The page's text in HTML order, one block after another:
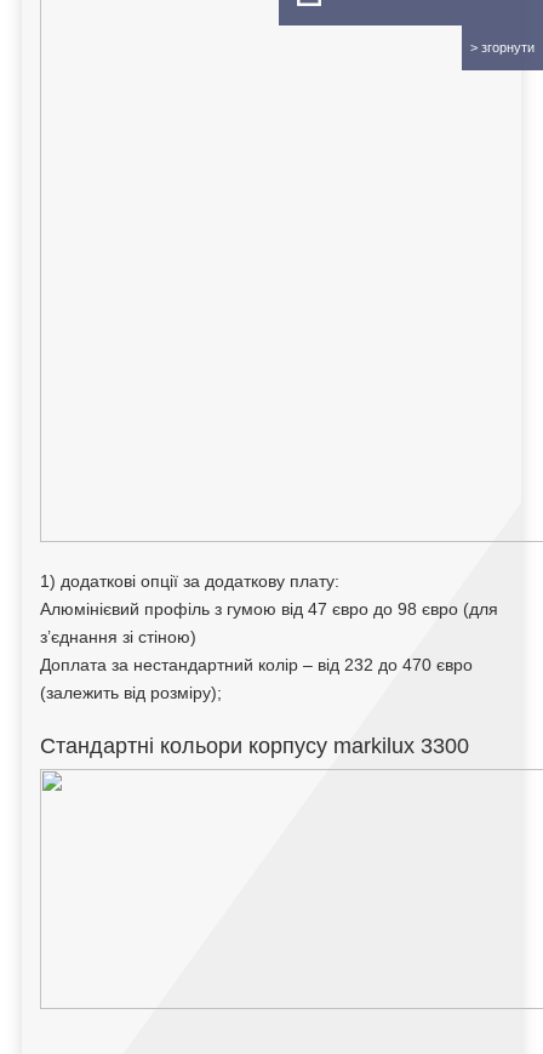
1) додаткові опції за додаткову плату:
Алюмінієвий профіль з гумою від 47 євро до 98 євро (для
з’єднання зі стіною)
Доплата за нестандартний колір – від 232 до 470 євро
(залежить від розміру);
Стандартні кольори корпусу markilux 3300